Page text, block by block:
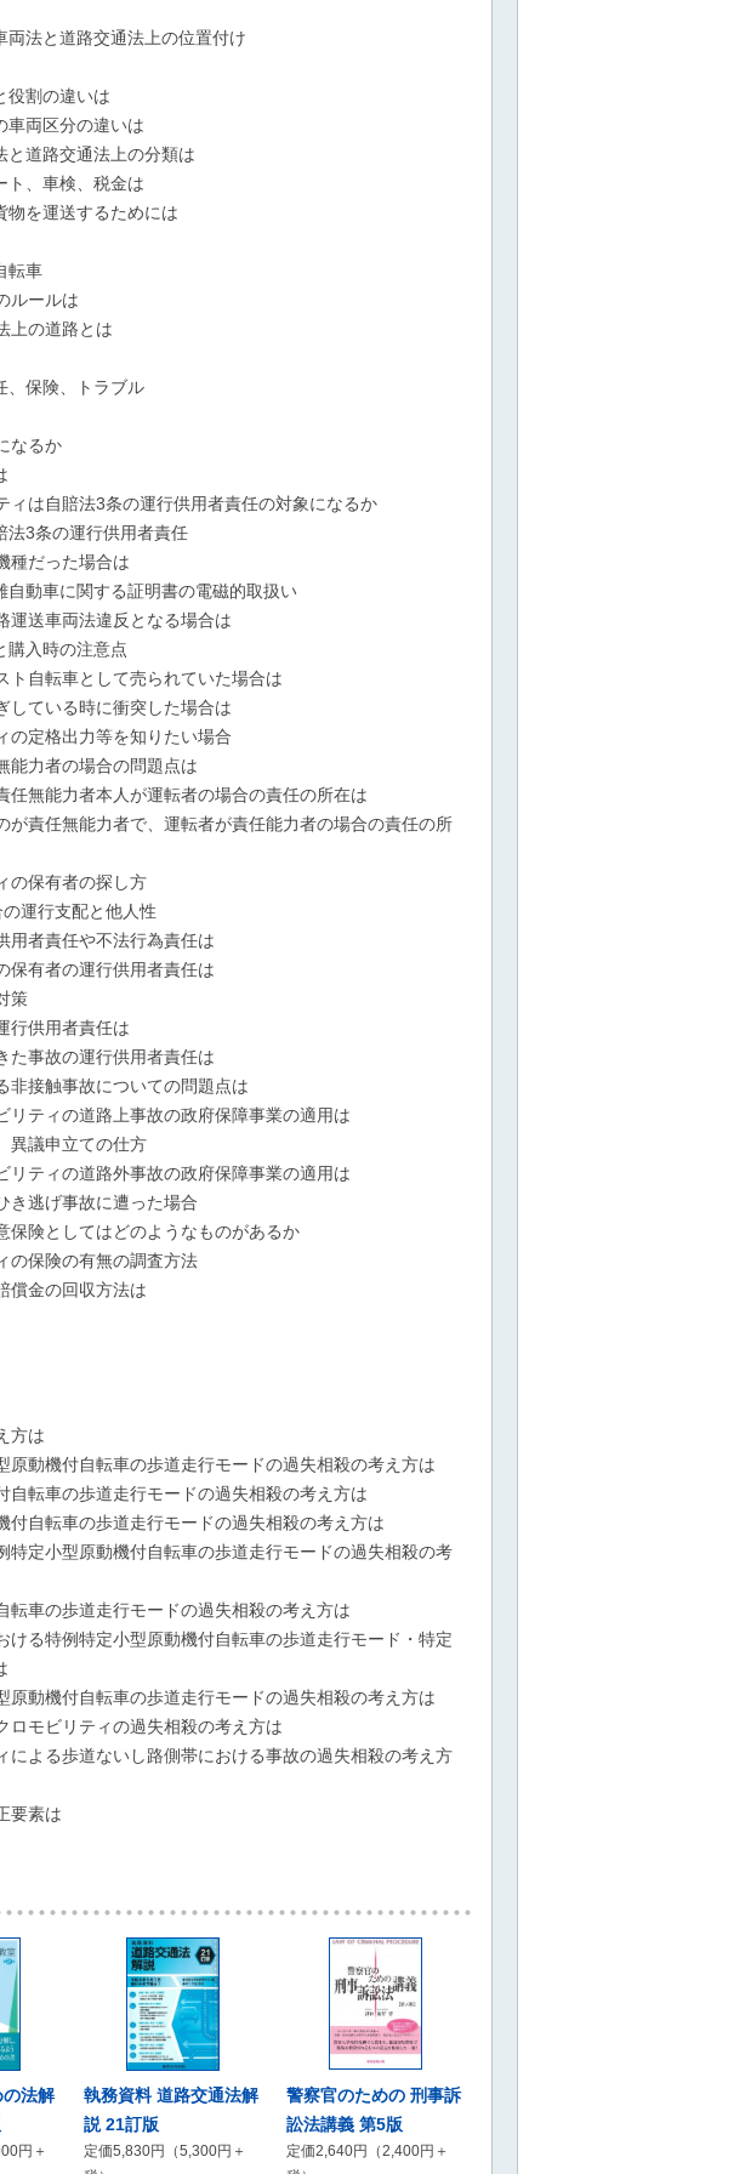
法と道路交通法上の位置付け
役割の違いは
両区分の違いは
道路交通法上の分類は
、車検、税金は
を運送するためには
転車
ルールは
上の道路とは
保険、トラブル
なるか
は自賠法3条の運行供用者責任の対象になるか
3条の運行供用者責任
種だった場合は
動車に関する証明書の電磁的取扱い
送車両法違反となる場合は
入時の注意点
自転車として売られていた場合は
ている時に衝突した場合は
定格出力等を知りたい場合
力者の場合の問題点は
無能力者本人が運転者の場合の責任の所在は
責任無能力者で、運転者が責任能力者の場合の責任の所
保有者の探し方
運行支配と他人性
者責任や不法行為責任は
有者の運行供用者責任は
策
行供用者責任は
事故の運行供用者責任は
接触事故についての問題点は
ティの道路上事故の政府保障事業の適用は
議申立ての仕方
ティの道路外事故の政府保障事業の適用は
逃げ事故に遭った場合
険としてはどのようなものがあるか
保険の有無の調査方法
償金の回収方法は
方は
動機付自転車の歩道走行モードの過失相殺の考え方は
転車の歩道走行モードの過失相殺の考え方は
自転車の歩道走行モードの過失相殺の考え方は
定小型原動機付自転車の歩道走行モードの過失相殺の考
車の歩道走行モードの過失相殺の考え方は
る特例特定小型原動機付自転車の歩道走行モード・特定
動機付自転車の歩道走行モードの過失相殺の考え方は
モビリティの過失相殺の考え方は
よる歩道ないし路側帯における事故の過失相殺の考え方
要素は
法解
円＋
執務資料 道路交通法解
説 21訂版
定価5,830円（5,300円＋
警察官のための 刑事訴
訟法講義 第5版
定価2,640円（2,400円＋